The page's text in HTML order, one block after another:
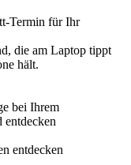
Termin für Ihr
bei Ihrem
entdecken